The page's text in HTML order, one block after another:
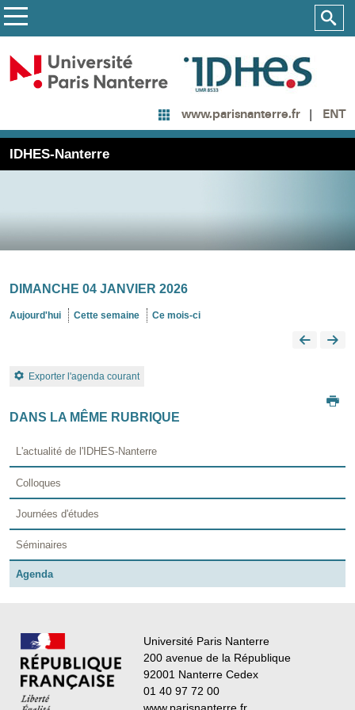
www.parisnanterre.fr ENT
IDHES-Nanterre
DIMANCHE 04 JANVIER 2026
Aujourd'hui Cette semaine Ce mois-ci
Exporter l'agenda courant
DANS LA MÊME RUBRIQUE
L'actualité de l'IDHES-Nanterre
Colloques
Journées d'études
Séminaires
Agenda
Université Paris Nanterre
200 avenue de la République
92001 Nanterre Cedex
01 40 97 72 00